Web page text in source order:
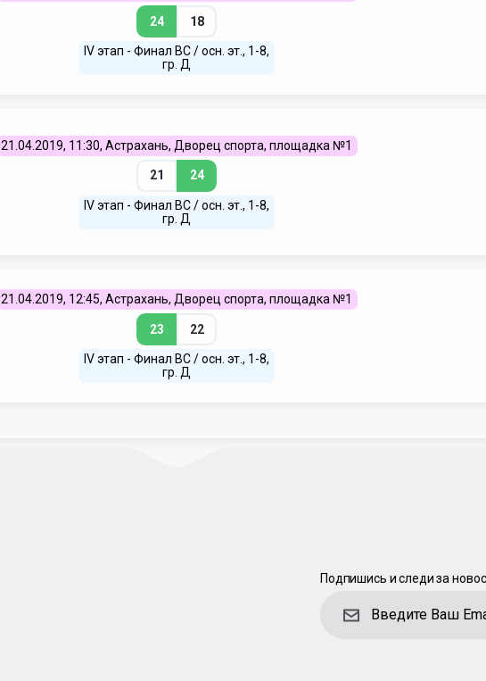
24 18
IV этап - Финал ВС / осн. эт., 1-8,
гр. Д
21.04.2019, 11:30, Астрахань, Дворец спорта, площадка №1
21 24
IV этап - Финал ВС / осн. эт., 1-8,
гр. Д
21.04.2019, 12:45, Астрахань, Дворец спорта, площадка №1
23 22
IV этап - Финал ВС / осн. эт., 1-8,
гр. Д
Подпишись и следи за